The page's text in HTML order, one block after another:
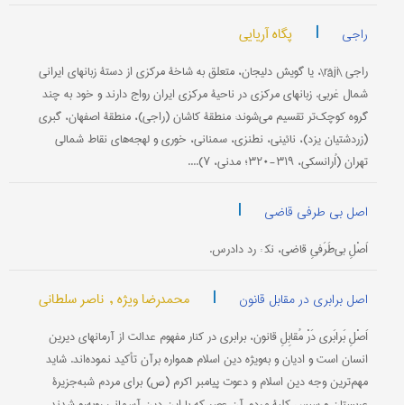
راجی | پگاه آریایی
راجی \râji\، یا گویش دلیجان، متعلق به شاخۀ مرکزی از دستۀ زبانهای ایرانی
شمال غربی. زبانهای مرکزی در ناحیۀ مرکزی ایران رواج دارند و خود به چند
گروه کوچک‌تر تقسیم می‌شوند: منطقۀ کاشان (راجی)، منطقۀ اصفهان، گبری
(زردشتیان یزد)، نائینی، نطنزی، سمنانی، خوری و لهجه‌های نقاط شمالی
تهران (اُرانسکی، ۳۱۹-۳۲۰؛ مدنی، ۷)....
اصل بی طرفی قاضی |
اَصْلِ بی‌طَرَفیِ قاضی، نک‍ : رد دادرس.
اصل برابری در مقابل قانون | محمدرضا ویژه , ناصر سلطانی
اَصْلِ بَرابَری دَرْ مُقابِلِ قانون، برابری در کنار مفهوم عدالت از آرمانهای دیرین
انسان است و ادیان و به‌ویژه دین اسلام همواره برآن تأکید نموده‌اند. شاید
مهم‌ترین وجه دین اسلام و دعوت پیامبر اکرم (ص) برای مردم شبه‌جزیرۀ